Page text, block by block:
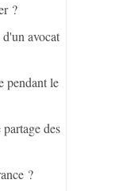
?
avocat
pendant le
des
?